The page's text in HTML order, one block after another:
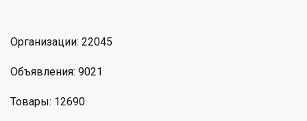
Организации: 22045
Объявления: 9021
Товары: 12690